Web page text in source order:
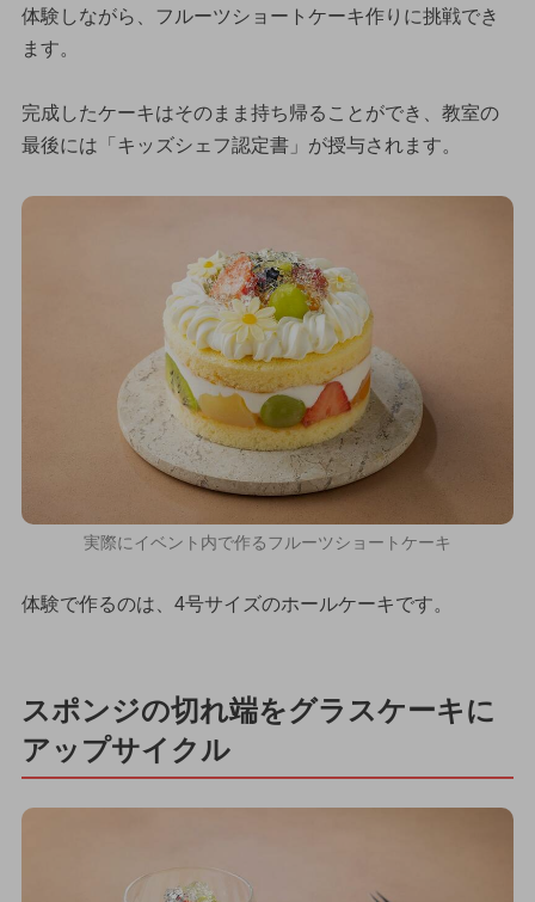
体験しながら、フルーツショートケーキ作りに挑戦でき
ます。
完成したケーキはそのまま持ち帰ることができ、教室の
最後には「キッズシェフ認定書」が授与されます。
実際にイベント内で作るフルーツショートケーキ
体験で作るのは、4号サイズのホールケーキです。
スポンジの切れ端をグラスケーキに
アップサイクル